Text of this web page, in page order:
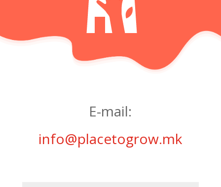
E-mail:
info@placetogrow.mk